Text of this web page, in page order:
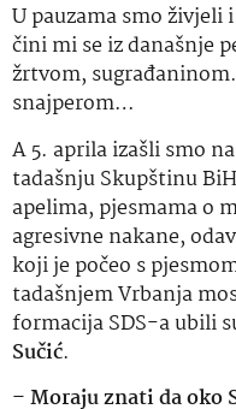
U pauzama smo
čini mi se iz današnje
žrtvom,
snajperom…
A 5. aprila izašli smo
tadašnju Skupštinu
apelima, pjesmama o
agresivne nakane,
koji je počeo s
tadašnjem Vrbanja
formacija SDS-a ubili
Sučić.
–Moraju znati da oko